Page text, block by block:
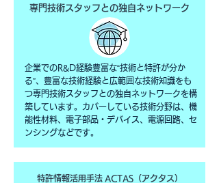
企業でのR&D経験豊富な“技術と特許が分か
る”、豊富な技術経験と広範囲な技術知識をも
つ専門技術スタッフとの独自ネットワークを構
築しています。 カバーしている技術分野は、機
能性材料、電子部品・デバイス、電源回路、セ
ンシングなどです。
専門技術スタッフとの独自ネットワーク
特許情報活用手法 ACTAS（アクタス）